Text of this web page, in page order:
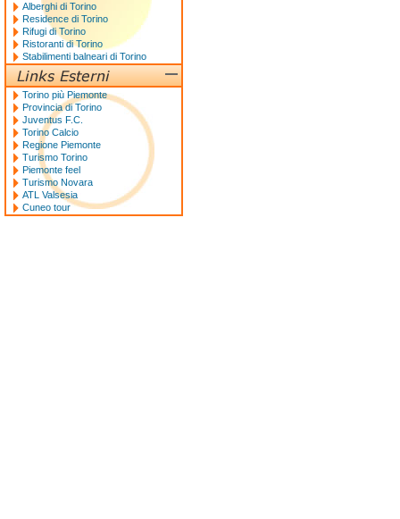
Alberghi di Torino
Residence di Torino
Rifugi di Torino
Ristoranti di Torino
Stabilimenti balneari di Torino
Torino più Piemonte
Provincia di Torino
Juventus F.C.
Torino Calcio
Regione Piemonte
Turismo Torino
Piemonte feel
Turismo Novara
ATL Valsesia
Cuneo tour